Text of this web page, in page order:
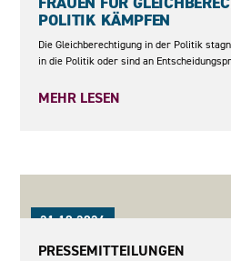
POLITIK KÄMPFEN
Die Gleichberechtigung in der Politik
in die Politik oder sind an
MEHR LESEN
21.10.2024
PRESSEMITTEILUNGEN